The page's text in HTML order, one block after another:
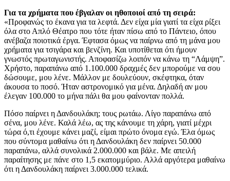
Για τα χρήματα που έβγαλαν οι ηθοποιοί από τη σειρά:
«Προφανώς το έκανα για τα λεφτά. Δεν είχα μία γιατί τα είχα ρίξει
όλα στο Απλό Θέατρο που τότε ήταν πίσω από το Πάντειο, όπου
ανέβαζα ποιοτικά έργα. Έφτασα όμως να παίρνω από τη μάνα μου
χρήματα για τσιγάρα και βενζίνη. Και υποτίθεται ότι ήμουν
γνωστός πρωταγωνιστής. Αποφασίζω λοιπόν να κάνω τη “Λάμψη”.
Χρήστο, παραπάνω από 1.100.000 δραχμές δεν μπορούμε να σου
δώσουμε, μου λένε. Μάλλον με δουλεύουν, σκέφτηκα, όταν
άκουσα το ποσό. Ήταν αστρονομικό για μένα. Δηλαδή αν μου
έλεγαν 100.000 το μήνα πάλι θα μου φαίνονταν πολλά.
Πόσο παίρνει η Δανδουλάκη; τους ρωτάω. Λίγο παραπάνω από
σένα, μου λένε. Καλά λέω, ας της κάνουμε τη χάρη, γιατί μέχρι
τώρα ό,τι έχουμε κάνει μαζί, είμαι πρώτο όνομα εγώ. Έλα όμως
που σύντομα μαθαίνω ότι η Δανδουλάκη δεν παίρνει 50.000
παραπάνω, αλλά συνολικά 2.000.000 και βάλε. Με απειλή
παραίτησης με πάνε στο 1,5 εκατομμύριο. Αλλά αργότερα μαθαίνω
ότι η Δανδουλάκη παίρνει 3.000.000 τελικά.